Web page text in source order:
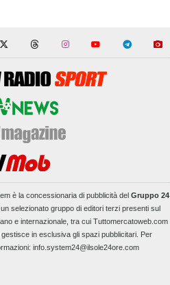
è la concessionaria di pubblicità del Gruppo 24
selezionato gruppo di editori terzi presenti sul
e internazionale, tra cui Tuttomercatoweb.com
in esclusiva gli spazi pubblicitari. Per
info.system24@ilsole24ore.com